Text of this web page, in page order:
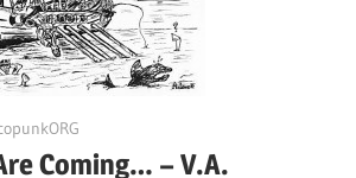
Coming… – V.A.